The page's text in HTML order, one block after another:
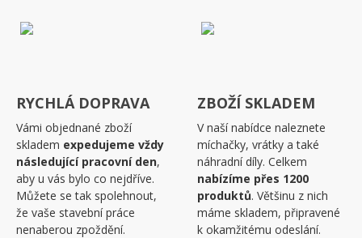
RYCHLÁ DOPRAVA
Vámi objednané zboží
skladem expedujeme vždy
následující pracovní den,
aby u vás bylo co nejdříve.
Můžete se tak spolehnout,
že vaše stavební práce
nenaberou zpoždění.
ZBOŽÍ SKLADEM
V naší nabídce naleznete
míchačky, vrátky a také
náhradní díly. Celkem
nabízíme přes 1200
produktů. Většinu z nich
máme skladem, připravené
k okamžitému odeslání.